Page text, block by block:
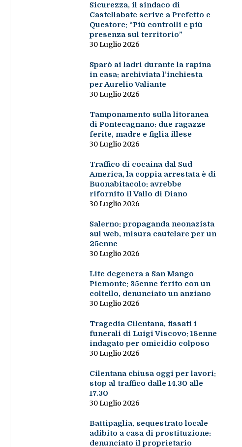
Sicurezza, il sindaco di
Castellabate scrive a Prefetto e
Questore: “Più controlli e più
presenza sul territorio”
30 Luglio 2026
Sparò ai ladri durante la rapina
in casa: archiviata l’inchiesta
per Aurelio Valiante
30 Luglio 2026
Tamponamento sulla litoranea
di Pontecagnano: due ragazze
ferite, madre e figlia illese
30 Luglio 2026
Traffico di cocaina dal Sud
America, la coppia arrestata è di
Buonabitacolo: avrebbe
rifornito il Vallo di Diano
30 Luglio 2026
Salerno: propaganda neonazista
sul web, misura cautelare per un
25enne
30 Luglio 2026
Lite degenera a San Mango
Piemonte: 35enne ferito con un
coltello, denunciato un anziano
30 Luglio 2026
Tragedia Cilentana, fissati i
funerali di Luigi Viscovo: 18enne
indagato per omicidio colposo
30 Luglio 2026
Cilentana chiusa oggi per lavori:
stop al traffico dalle 14.30 alle
17.30
30 Luglio 2026
Battipaglia, sequestrato locale
adibito a casa di prostituzione:
denunciato il proprietario